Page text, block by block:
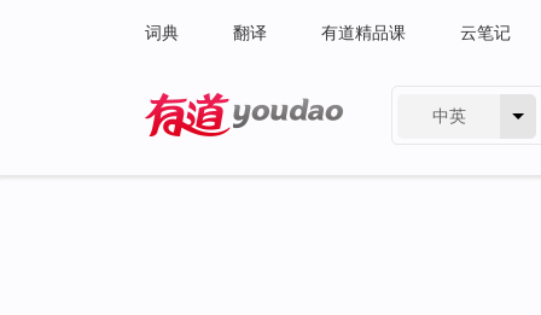
词典 翻译 有道精品课 云笔记
中英